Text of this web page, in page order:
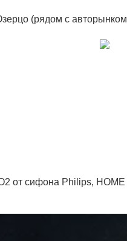
(рядом с
от сифона Philips,